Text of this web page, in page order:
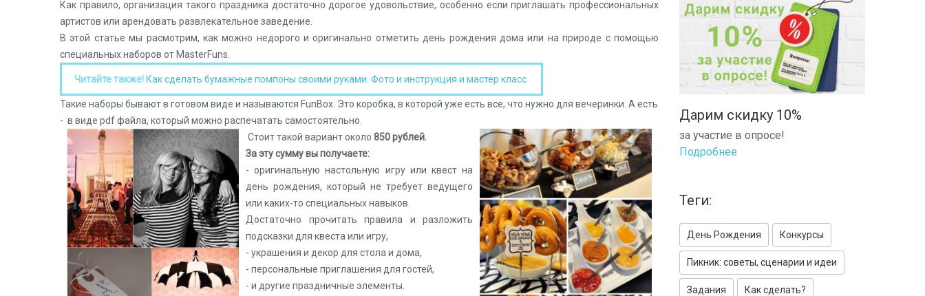
Как правило, организация такого праздника достаточно дорогое удовольствие, особенно если приглашать профессиональных
артистов или арендовать развлекательное заведение.
В этой статье мы расмотрим, как можно недорого и оригинально отметить день рождения дома или на природе с помощью
специальных наборов от MasterFuns.
Читайте также! Как сделать бумажные помпоны своими руками. Фото и инструкция и мастер класс
Такие наборы бывают в готовом виде и называются FunBox. Это коробка, в которой уже есть все, что нужно для вечеринки. А есть
- в виде pdf файла, который можно распечатать самостоятельно.
Стоит такой вариант около 850 рублей.
За эту сумму вы получаете:
- оригинальную настольную игру или квест на
день рождения, который не требует ведущего
или каких-то специальных навыков.
Достаточно прочитать правила и разложить
подсказки для квеста или игру,
- украшения и декор для стола и дома,
- персональные приглашения для гостей,
- и другие праздничные элементы.
Дарим скидку 10%
за участие в опросе!
Подробнее
Теги:
День Рождения Конкурсы
Пикник: советы, сценарии и идеи
Задания Как сделать?